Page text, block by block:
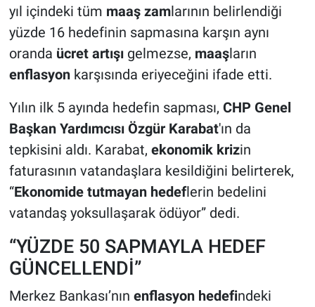
yıl içindeki tüm maaş zamlarının belirlendiği
yüzde 16 hedefinin sapmasına karşın aynı
oranda ücret artışıgelmezse, maaşların
enflasyonkarşısında eriyeceğini ifade etti.
Yılın ilk 5 ayında hedefin sapması, CHP Genel
Başkan Yardımcısı Özgür Karabat'ın da
tepkisini aldı. Karabat, ekonomik krizin
faturasının vatandaşlara kesildiğini belirterek,
“Ekonomide tutmayan hedeflerin bedelini
vatandaş yoksullaşarak ödüyor” dedi.
“YÜZDE 50 SAPMAYLA HEDEF
GÜNCELLENDİ”
Merkez Bankası’nın enflasyon hedefindeki